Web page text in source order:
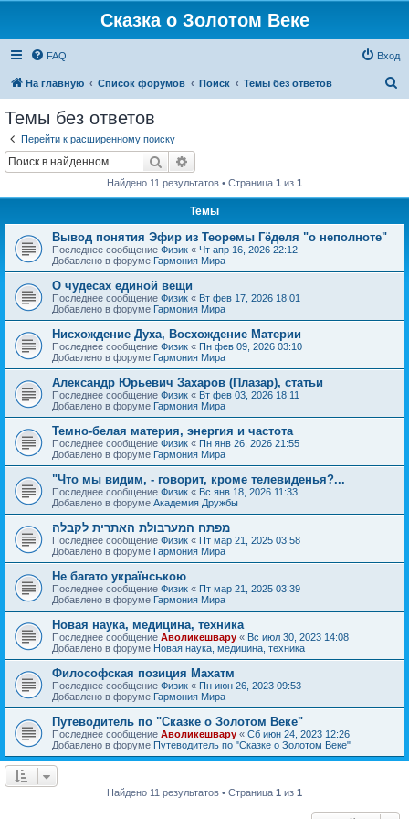
Сказка о Золотом Веке
FAQ Вход
На главную Список форумов Поиск Темы без ответов
Темы без ответов
Перейти к расширенному поиску
Поиск
Найдено 11 результатов • Страница 1 из 1
Темы
Вывод понятия Эфир из Теоремы Гёделя "о неполноте"
Последнее сообщение Физик « Чт апр 16, 2026 22:12
Добавлено в форуме Гармония Мира
О чудесах единой вещи
Последнее сообщение Физик « Вт фев 17, 2026 18:01
Добавлено в форуме Гармония Мира
Нисхождение Духа, Восхождение Материи
Последнее сообщение Физик « Пн фев 09, 2026 03:10
Добавлено в форуме Гармония Мира
Александр Юрьевич Захаров (Плазар), статьи
Последнее сообщение Физик « Вт фев 03, 2026 18:11
Добавлено в форуме Гармония Мира
Темно-белая материя, энергия и частота
Последнее сообщение Физик « Пн янв 26, 2026 21:55
Добавлено в форуме Гармония Мира
"Что мы видим, - говорит, кроме телевиденья?...
Последнее сообщение Физик « Вс янв 18, 2026 11:33
Добавлено в форуме Академия Дружбы
מפתח המערבולת האתרית לקבלה
Последнее сообщение Физик « Пт мар 21, 2025 03:58
Добавлено в форуме Гармония Мира
Не багато українською
Последнее сообщение Физик « Пт мар 21, 2025 03:39
Добавлено в форуме Гармония Мира
Новая наука, медицина, техника
Последнее сообщение Аволикешвару « Вс июл 30, 2023 14:08
Добавлено в форуме Новая наука, медицина, техника
Философская позиция Махатм
Последнее сообщение Физик « Пн июн 26, 2023 09:53
Добавлено в форуме Гармония Мира
Путеводитель по "Сказке о Золотом Веке"
Последнее сообщение Аволикешвару « Сб июн 24, 2023 12:26
Добавлено в форуме Путеводитель по "Сказке о Золотом Веке"
Найдено 11 результатов • Страница 1 из 1